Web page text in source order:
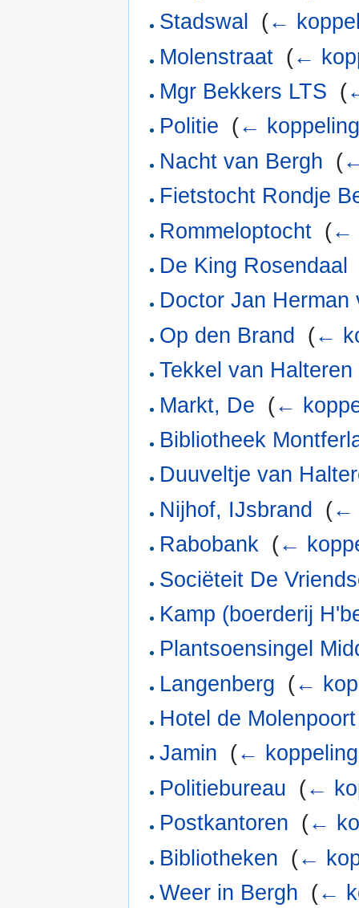
Stadswal
(←
Molenstraat (←
Mgr Bekkers LTS (
Politie (←
Nacht van Bergh (
Fietstocht Rondje
Rommeloptocht (←
De King Rosendaal
Doctor Jan Herman
Op den Brand
(←
Tekkel van Halteren
Markt, De (←
Bibliotheek
Duuveltje van
Nijhof, IJsbrand
(←
Rabobank (←
Sociëteit De
Kamp (boerderij
Plantsoensingel
Langenberg (←
Hotel de Molenpoort
Jamin (←
Politiebureau (←
Postkantoren (←
Bibliotheken (←
Weer in Bergh (←